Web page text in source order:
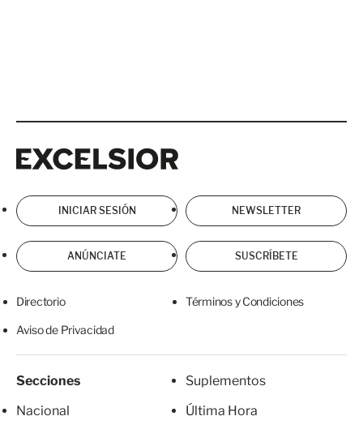
INICIAR SESIÓN NEWSLETTER
ANÚNCIATE SUSCRÍBETE
Directorio Términos y Condiciones
Aviso de Privacidad
Secciones
Nacional
Suplementos
Última Hora